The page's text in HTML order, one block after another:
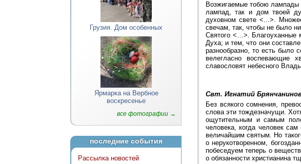
Грузия. Дом особенных
Ярмарка на Вербное
воскресенье
все фотографии →
последние события
Рассылка новостей
Возжигаемые тобою лампады
лампад, так и дом твоей
духовном свете <...>.
свечам, так, чтобы не было
Святого <…>. Благоуханные
Духа; и тем, что они
разнообразно, то есть было
велегласно воспевающие
славословят небесного
Свт. Игнатий
Без всякого сомнения,
слова эти тождезначущи.
ощутительным и самым
человека, когда человек
величайшим святым. Но
о нерукотворенном,
побеседуем теперь о
о обязанности христианина